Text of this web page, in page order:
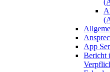
App
Bericht